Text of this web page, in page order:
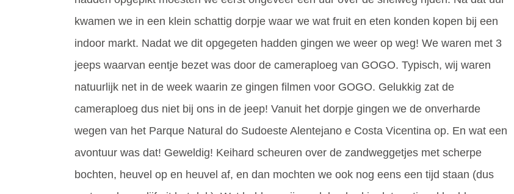
kwamen we in een klein schattig dorpje waar we wat fruit en eten konden kopen bij een
indoor markt. Nadat we dit opgegeten hadden gingen we weer op weg! We waren met 3
jeeps waarvan eentje bezet was door de cameraploeg van GOGO. Typisch, wij waren
natuurlijk net in de week waarin ze gingen filmen voor GOGO. Gelukkig zat de
cameraploeg dus niet bij ons in de jeep! Vanuit het dorpje gingen we de onverharde
wegen van het Parque Natural do Sudoeste Alentejano e Costa Vicentina op. En wat een
avontuur was dat! Geweldig! Keihard scheuren over de zandweggetjes met scherpe
bochten, heuvel op en heuvel af, en dan mochten we ook nog eens een tijd staan (dus